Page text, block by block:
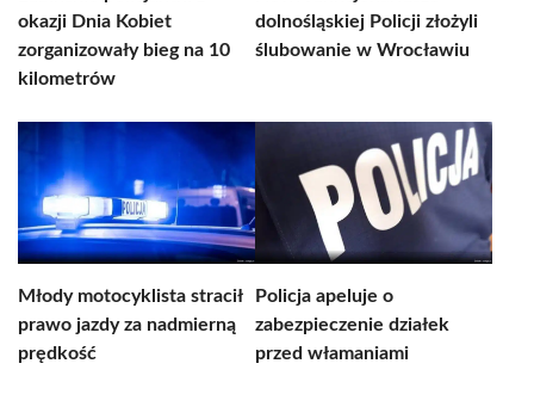
okazji Dnia Kobiet
zorganizowały bieg na 10
kilometrów
dolnośląskiej Policji złożyli
ślubowanie w Wrocławiu
Młody motocyklista stracił
prawo jazdy za nadmierną
prędkość
Policja apeluje o
zabezpieczenie działek
przed włamaniami